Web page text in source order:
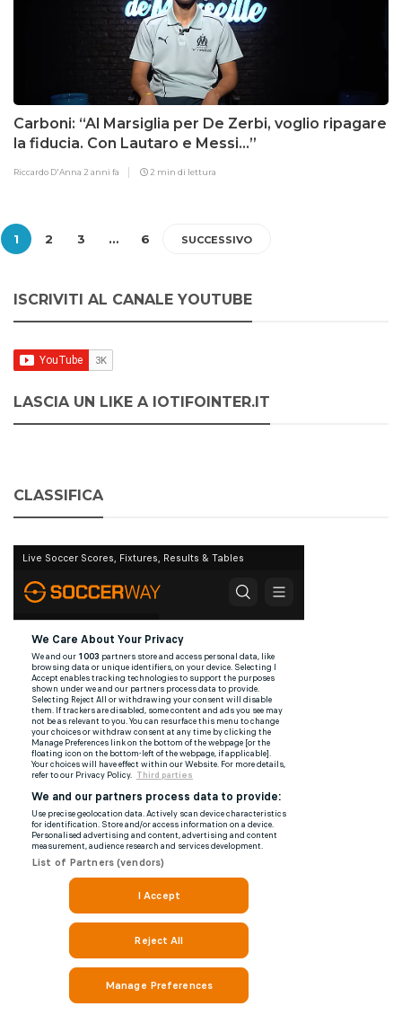
Carboni: “Al Marsiglia per De Zerbi, voglio ripagare
la fiducia. Con Lautaro e Messi…”
Riccardo D'Anna 2 anni fa 2 min di lettura
1 2 3 … 6 SUCCESSIVO
ISCRIVITI AL CANALE YOUTUBE
LASCIA UN LIKE A IOTIFOINTER.IT
CLASSIFICA